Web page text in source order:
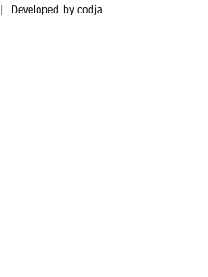
Developed by codja